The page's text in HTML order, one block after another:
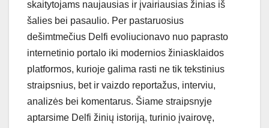
skaitytojams naujausias ir įvairiausias žinias iš
šalies bei pasaulio. Per pastaruosius
dešimtmečius Delfi evoliucionavo nuo paprasto
internetinio portalo iki modernios žiniasklaidos
platformos, kurioje galima rasti ne tik tekstinius
straipsnius, bet ir vaizdo reportažus, interviu,
analizės bei komentarus. Šiame straipsnyje
aptarsime Delfi žinių istoriją, turinio įvairovę,